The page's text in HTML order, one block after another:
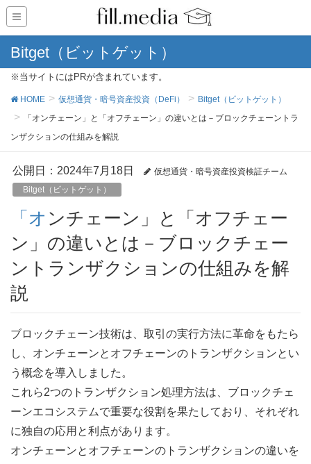
Bitget（ビットゲット）
※当サイトにはPRが含まれています。
HOME 仮想通貨・暗号資産投資（DeFi）
Bitget（ビットゲット）
「オンチェーン」と「オフチェーン」の違いとは－ブロックチェーントラ
ンザクションの仕組みを解説
公開日： 2024年7月18日
仮想通貨・暗号資産投資検証チーム
Bitget（ビットゲット）
「オンチェーン」と「オフチェー
ン」の違いとは－ブロックチェー
ントランザクションの仕組みを解
説
ブロックチェーン技術は、取引の実行方法に革命をもたら
し、オンチェーンとオフチェーンのトランザクションとい
う概念を導入しました。
これら2つのトランザクション処理方法は、ブロックチェ
ーンエコシステムで重要な役割を果たしており、それぞれ
に独自の応用と利点があります。
オンチェーンとオフチェーンのトランザクションの違いを